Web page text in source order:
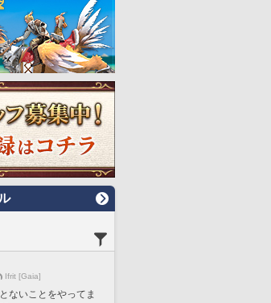
Ifrit [Gaia]
ないことをやってま